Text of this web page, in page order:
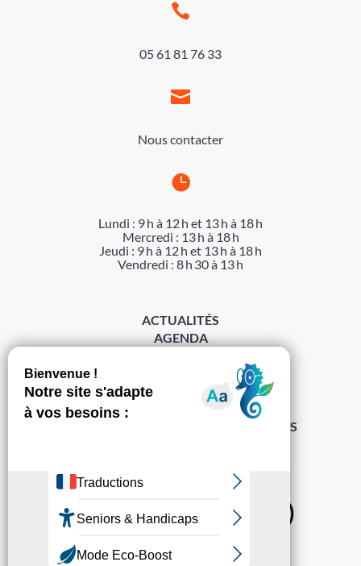

05 61 81 76 33

Nous contacter

Lundi : 9 h à 12 h et 13 h à 18 h
Mercredi : 13 h à 18 h
Jeudi : 9 h à 12 h et 13 h à 18 h
Vendredi : 8 h 30 à 13 h
Sur les réseaux
ACTUALITÉS
AGENDA
MENTIONS LÉGALES
PROTECTION DES DONNÉES
POLITIQUE DE GESTION DES COOKIES